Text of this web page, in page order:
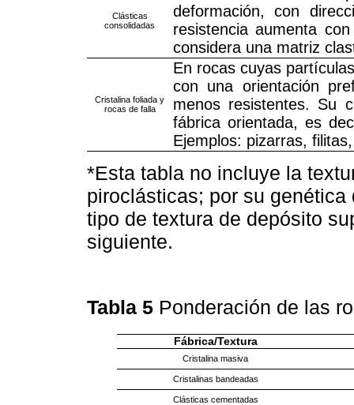
Clásticas
consolidadas
deformación, con
resistencia aumenta
considera una matriz
Cristalina foliada y
rocas de falla
En rocas cuyas
con una orientación
menos resistentes. Su
fábrica orientada, es
Ejemplos: pizarras,
*Esta tabla no incluye la
piroclásticas; por su
tipo de textura de depósito
siguiente.
Tabla 5 Ponderación de las
Fábrica/Textura
Cristalina masiva
Cristalinas bandeadas
Clásticas cementadas